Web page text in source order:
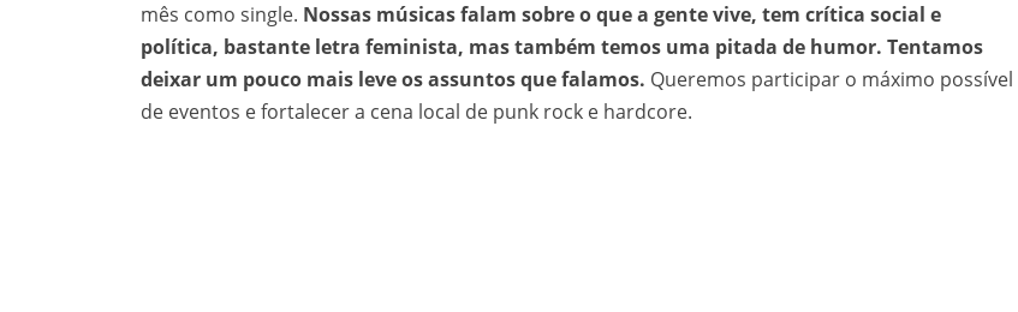
mês como single. Nossas músicas falam sobre o que a gente vive, tem crítica social e
política, bastante letra feminista, mas também temos uma pitada de humor. Tentamos
deixar um pouco mais leve os assuntos que falamos. Queremos participar o máximo possível
de eventos e fortalecer a cena local de punk rock e hardcore.